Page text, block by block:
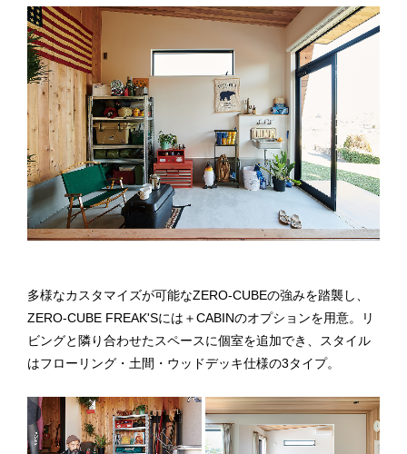
多様なカスタマイズが可能なZERO-CUBEの強みを踏襲し、
ZERO-CUBE FREAK'Sには＋CABINのオプションを用意。リ
ビングと隣り合わせたスペースに個室を追加でき、スタイル
はフローリング・土間・ウッドデッキ仕様の3タイプ。